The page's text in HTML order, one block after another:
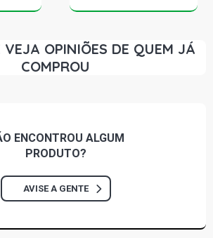
VEJA OPINIÕES DE QUEM JÁ
COMPROU
ENCONTROU ALGUM
PRODUTO?
AVISE A GENTE